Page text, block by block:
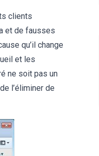
clients
et de fausses
qu’il change
et les
ne soit pas un
l’éliminer de